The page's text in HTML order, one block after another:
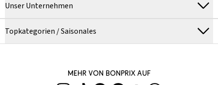
Unser Unternehmen
Topkategorien / Saisonales
MEHR VON BONPRIX AUF